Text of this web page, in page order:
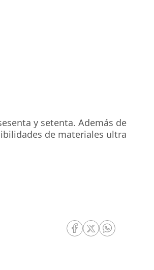
y setenta. Además de
de materiales ultra
RRSS Facebook
RRSS Twitter
RRSS